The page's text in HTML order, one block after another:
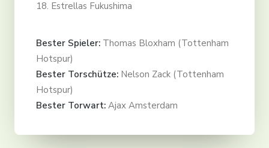
18. Estrellas Fukushima
Bester Spieler: Thomas Bloxham (Tottenham
Hotspur)
Bester Torschütze: Nelson Zack (Tottenham
Hotspur)
Bester Torwart: Ajax Amsterdam